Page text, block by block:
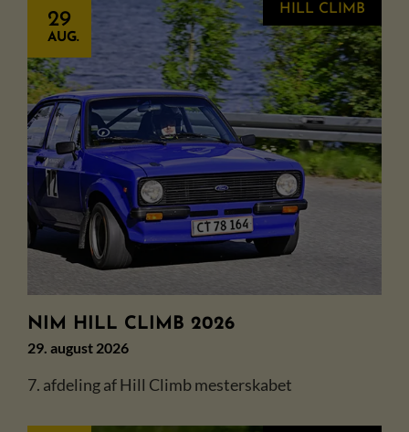
HILL CLIMB
29
AUG.
NIM HILL CLIMB 2026
29. august 2026
7. afdeling af Hill Climb mesterskabet